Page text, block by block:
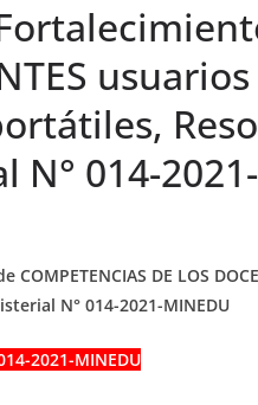
014-
DE LOS
N° 014-2021-MINEDU
2021-MINEDU